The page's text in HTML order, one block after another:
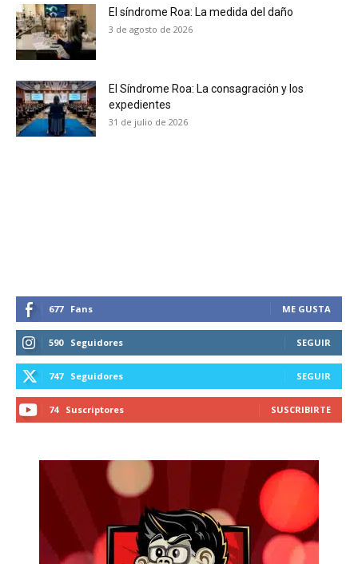
No te pierdas de las
receive all the news of vaping and
tobacco harm reduction in your email.
SUBSCRIBIRSE
El síndrome Roa: La medida del daño
3 de agosto de 2026
El Síndrome Roa: La consagración y los
expedientes
31 de julio de 2026
677 Fans ME GUSTA
590 Seguidores SEGUIR
747 Seguidores SEGUIR
74 Suscriptores SUSCRIBIRTE